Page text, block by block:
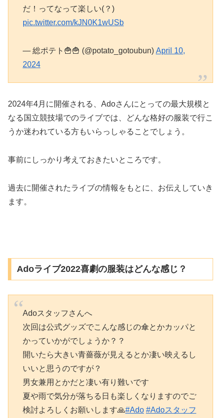
だ！ってなって楽しい(？)
pic.twitter.com/kJN0K1wUSb
— 総ポテト🍟🍟 (@potato_gotoubun) April 10,
2024
2024年4月に開催される、Adoさんにとっての最大規模と
なる国立競技場でのライブでは、どんな格好の服装で行こ
うか迷われている方もいらっしゃることでしょう。
事前にしっかり考えておきたいところです。
過去に開催されたライブの情報をもとに、お伝えしていき
ます。
Adoライブ2022喜劇の服装はどんな感じ？
Adoスタッフさんへ
次回は公式グッズでこんな感じの傘とかカッパと
かっていかがでしょうか？？
開いたら大きい青薔薇が見えるとか凄い映えるし
いいと思うのですが？
男女兼用とかだと凄い有り難いです
夏や雨で気分が落ちる日も楽しくなりますのでご
検討よろしくお願いします🙏#Ado #Adoスタッフ